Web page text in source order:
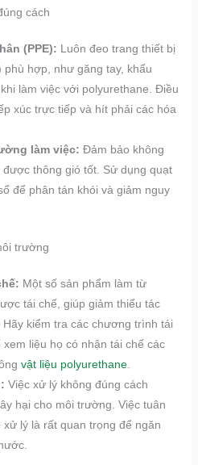
cách
(PPE): Luôn đeo trang thiết bị
phù hợp, như găng tay, khẩu
làm việc với polyurethane. Điều
xúc trực tiếp và hít phải các hóa
làm việc: Đảm bảo không
thông gió tốt. Sử dụng quạt
để phân tán khói và giảm nguy
trường
Một số sản phẩm làm từ
tái chế, giúp giảm thiểu tác
kiểm tra các chương trình tái
liệu họ có nhận tái chế các
vật liệu polyurethane.
Việc xử lý không đúng cách
hại cho môi trường. Việc tuân
lý là rất quan trọng để ngăn